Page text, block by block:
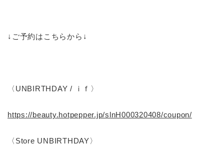
↓ご予約はこちらから↓
〈UNBIRTHDAY / ｉｆ〉
https://beauty.hotpepper.jp/slnH000320408/coupon/
〈Store UNBIRTHDAY〉